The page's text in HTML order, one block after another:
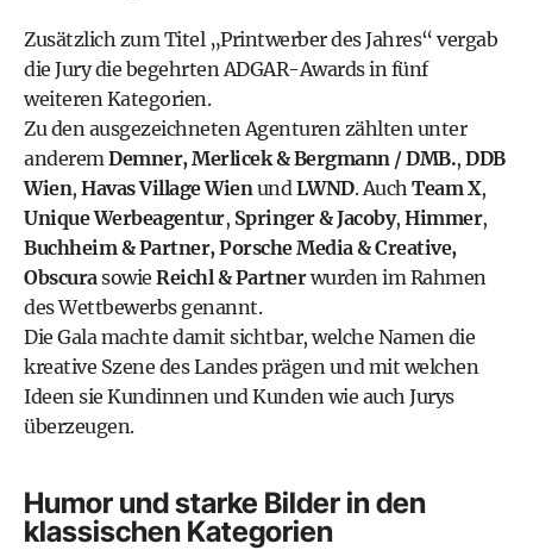
Zusätzlich zum Titel „Printwerber des Jahres“ vergab
die Jury die begehrten ADGAR-Awards in fünf
weiteren Kategorien.
Zu den ausgezeichneten Agenturen zählten unter
anderemDemner, Merlicek & Bergmann / DMB., DDB
Wien, Havas Village WienundLWND. Auch Team X,
Unique Werbeagentur, Springer & Jacoby, Himmer,
Buchheim & Partner,Porsche Media & Creative,
Obscurasowie Reichl & Partnerwurden im Rahmen
des Wettbewerbs genannt.
Die Gala machte damit sichtbar, welche Namen die
kreative Szene des Landes prägen und mit welchen
Ideen sie Kundinnen und Kunden wie auch Jurys
überzeugen.
Humor und starke Bilder in den
klassischen Kategorien